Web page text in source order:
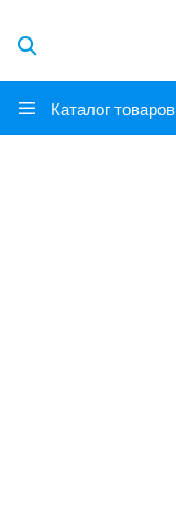
Каталог товаров